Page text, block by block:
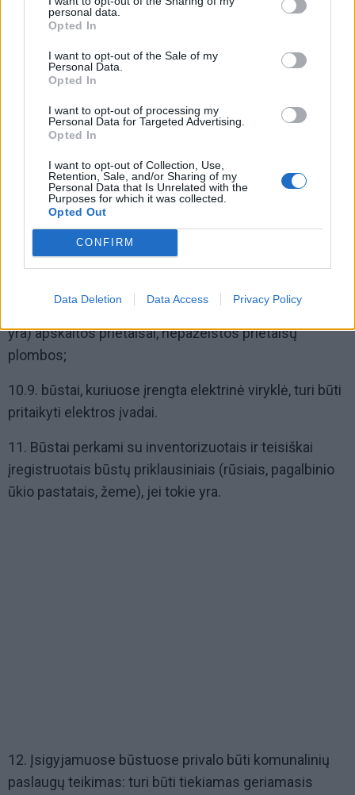
personal data.
Opted In
I want to opt-out of the Sale of my
Personal Data.
Opted In
I want to opt-out of processing my
Personal Data for Targeted Advertising.
Opted In
I want to opt-out of Collection, Use,
Retention, Sale, and/or Sharing of my
Personal Data that Is Unrelated with the
Purposes for which it was collected.
Opted Out
CONFIRM
Data Deletion Data Access Privacy Policy
10.7. langai ir balkono durys tvarkingi, gerai darinėjasi,
10.8. turi būti įrengti elektros, vandens, dujų (jeigu jos
yra) apskaitos prietaisai, nepažeistos prietaisų
plombos;
10.9. būstai, kuriuose įrengta elektrinė viryklė, turi būti
pritaikyti elektros įvadai.
11. Būstai perkami su inventorizuotais ir teisiškai
įregistruotais būstų priklausiniais (rūsiais, pagalbinio
ūkio pastatais, žeme), jei tokie yra.
12. Įsigyjamuose būstuose privalo būti komunalinių
paslaugų teikimas: turi būti tiekiamas geriamasis